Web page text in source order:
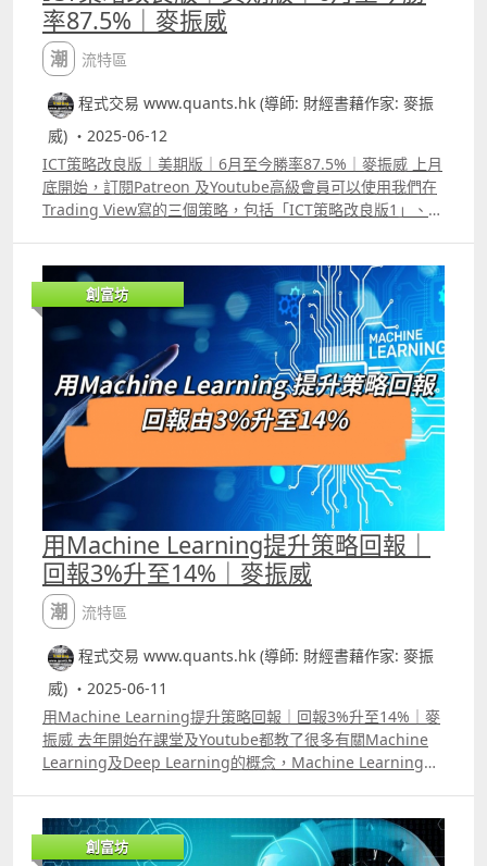
率87.5%｜麥振威
潮流特區
程式交易 www.quants.hk (導師: 財經書藉作家: 麥振
威) ・2025-06-12
ICT策略改良版｜美期版｜6月至今勝率87.5%｜麥振威 上月
底開始，訂閱Patreon 及Youtube高級會員可以使用我們在
Trading View寫的三個策略，包括「ICT策略改良版1」、
良版1」已推出期貨版，可以交易美期，例如NQ、YM或者
ES，日後每星期也會為大家回顧過去一周策略的成效。 六月
至今「ICT策略改良版1」期貨版既交易訊號，由6月2日到6
月10日交易了14次，輸2次，若果用1張ES來計算，合共獲
利1087美元。
創富坊
用Machine Learning提升策略回報｜
回報3%升至14%｜麥振威
潮流特區
程式交易 www.quants.hk (導師: 財經書藉作家: 麥振
威) ・2025-06-11
用Machine Learning提升策略回報｜回報3%升至14%｜麥
振威 去年開始在課堂及Youtube都教了很多有關Machine
Learning及Deep Learning的概念，Machine Learning的
了模擬Random Forest的「多因子投票系統」來改良。但當
然不是只有Random Forest才能改良交易策略，其中
創富坊